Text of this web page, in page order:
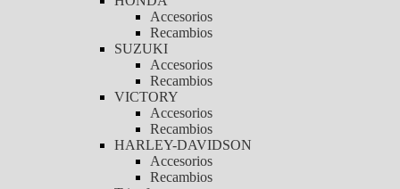
Accesorios
Recambios
SUZUKI
Accesorios
Recambios
VICTORY
Accesorios
Recambios
HARLEY-DAVIDSON
Accesorios
Recambios